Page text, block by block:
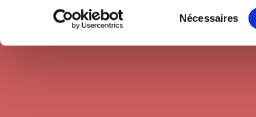
Nécessaires